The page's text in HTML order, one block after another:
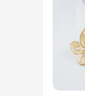
The
a
for a
for
touch